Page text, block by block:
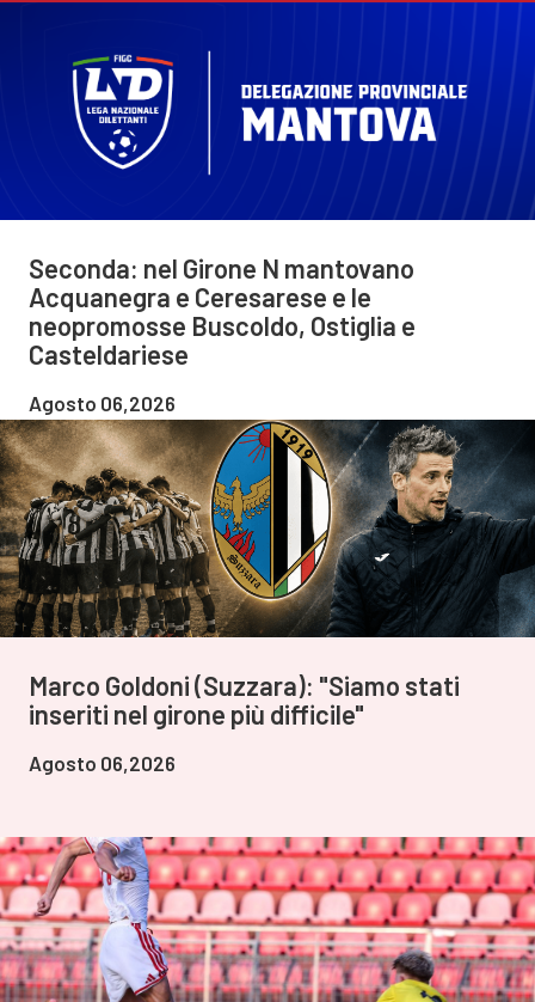
Seconda: nel Girone N mantovano
Acquanegra e Ceresarese e le
neopromosse Buscoldo, Ostiglia e
Casteldariese
Agosto 06,2026
Marco Goldoni (Suzzara): "Siamo stati
inseriti nel girone più difficile"
Agosto 06,2026